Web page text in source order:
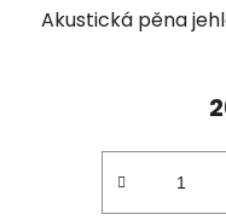
Akustická pěna